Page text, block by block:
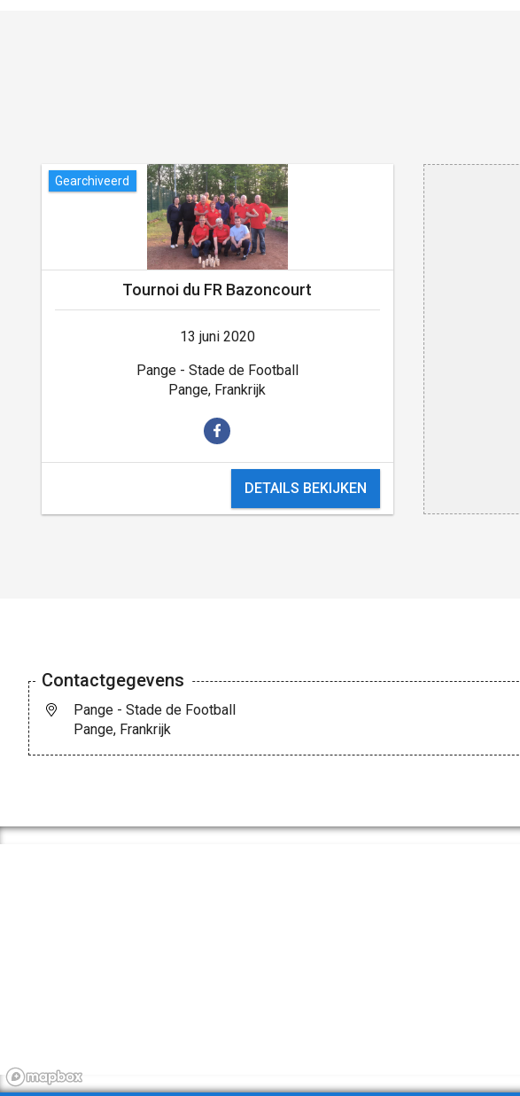
Gearchiveerd
Tournoi du FR Bazoncourt
13 juni 2020
Pange - Stade de Football
Pange, Frankrijk
DETAILS BEKIJKEN
Contactgegevens
Pange - Stade de Football
Pange, Frankrijk